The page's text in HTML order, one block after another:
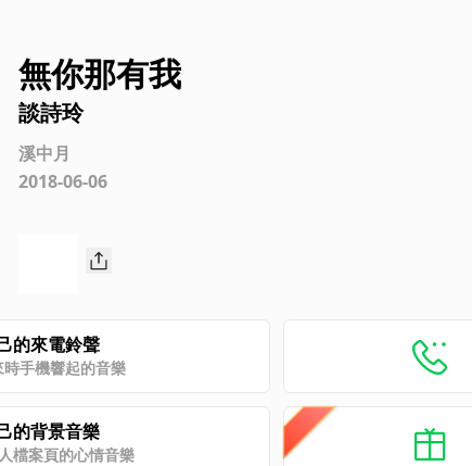
無你那有我
談詩玲
溪中月
2018-06-06
的來電鈴聲
時手機響起的音樂
的背景音樂
檔案頁的心情音樂